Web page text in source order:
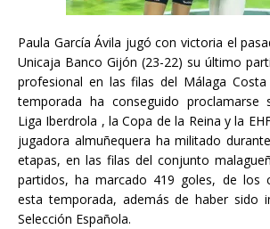
Paula García Ávila jugó con victoria el
Unicaja Banco Gijón (23-22) su último
profesional en las filas del Málaga
temporada ha conseguido proclamarse
Liga Iberdrola , la Copa de la Reina y la
jugadora almuñequera ha militado
etapas, en las filas del conjunto
partidos, ha marcado 419 goles, de los
esta temporada, además de haber sido
Selección Española.